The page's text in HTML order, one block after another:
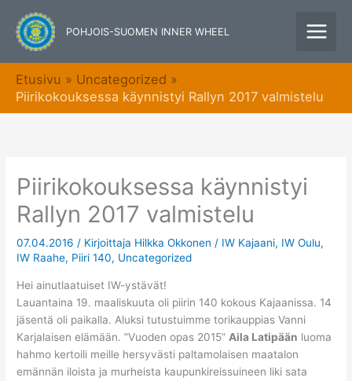
sisältöön
POHJOIS-SUOMEN INNER WHEEL
Etusivu
Uncategorized
Piirikokouksessa käynnistyi Rallyn 2017 valmistelu
Piirikokouksessa käynnistyi
Rallyn 2017 valmistelu
07.04.2016/ Kirjoittaja Hilkka Okkonen/ IW Kajaani, IW Oulu,
IW Raahe, Piiri 140, Uncategorized
Hei ainutlaatuiset IW-ystävät!
Lauantaina 19. maaliskuuta oli piirin 140 kokous Kajaanissa. 14
jäsentä oli paikalla. Aluksi tutustuimme torikauppias Vanni
Karjalaisen elämään. ”Vuoden opas 2015” Aila Latipään luoma
hahmo kertoili meille hersyvästi paltamolaisen maatalon
emännän iloista ja murheista kaupunkireissuineen liki sata